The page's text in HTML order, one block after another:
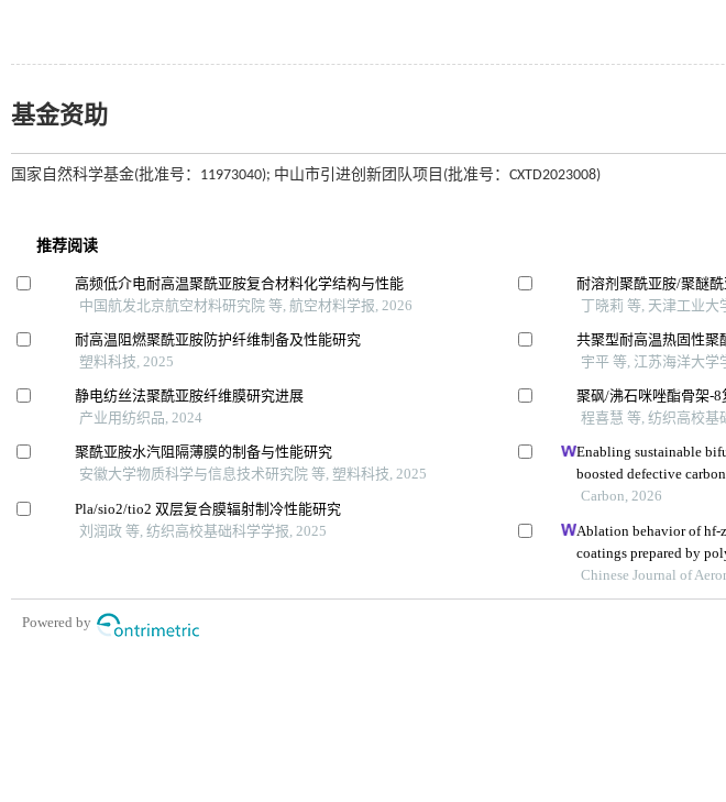
基金资助
国家自然科学基金(批准号：11973040); 中山市引进创新团队项目(批准号：CXTD2023008)